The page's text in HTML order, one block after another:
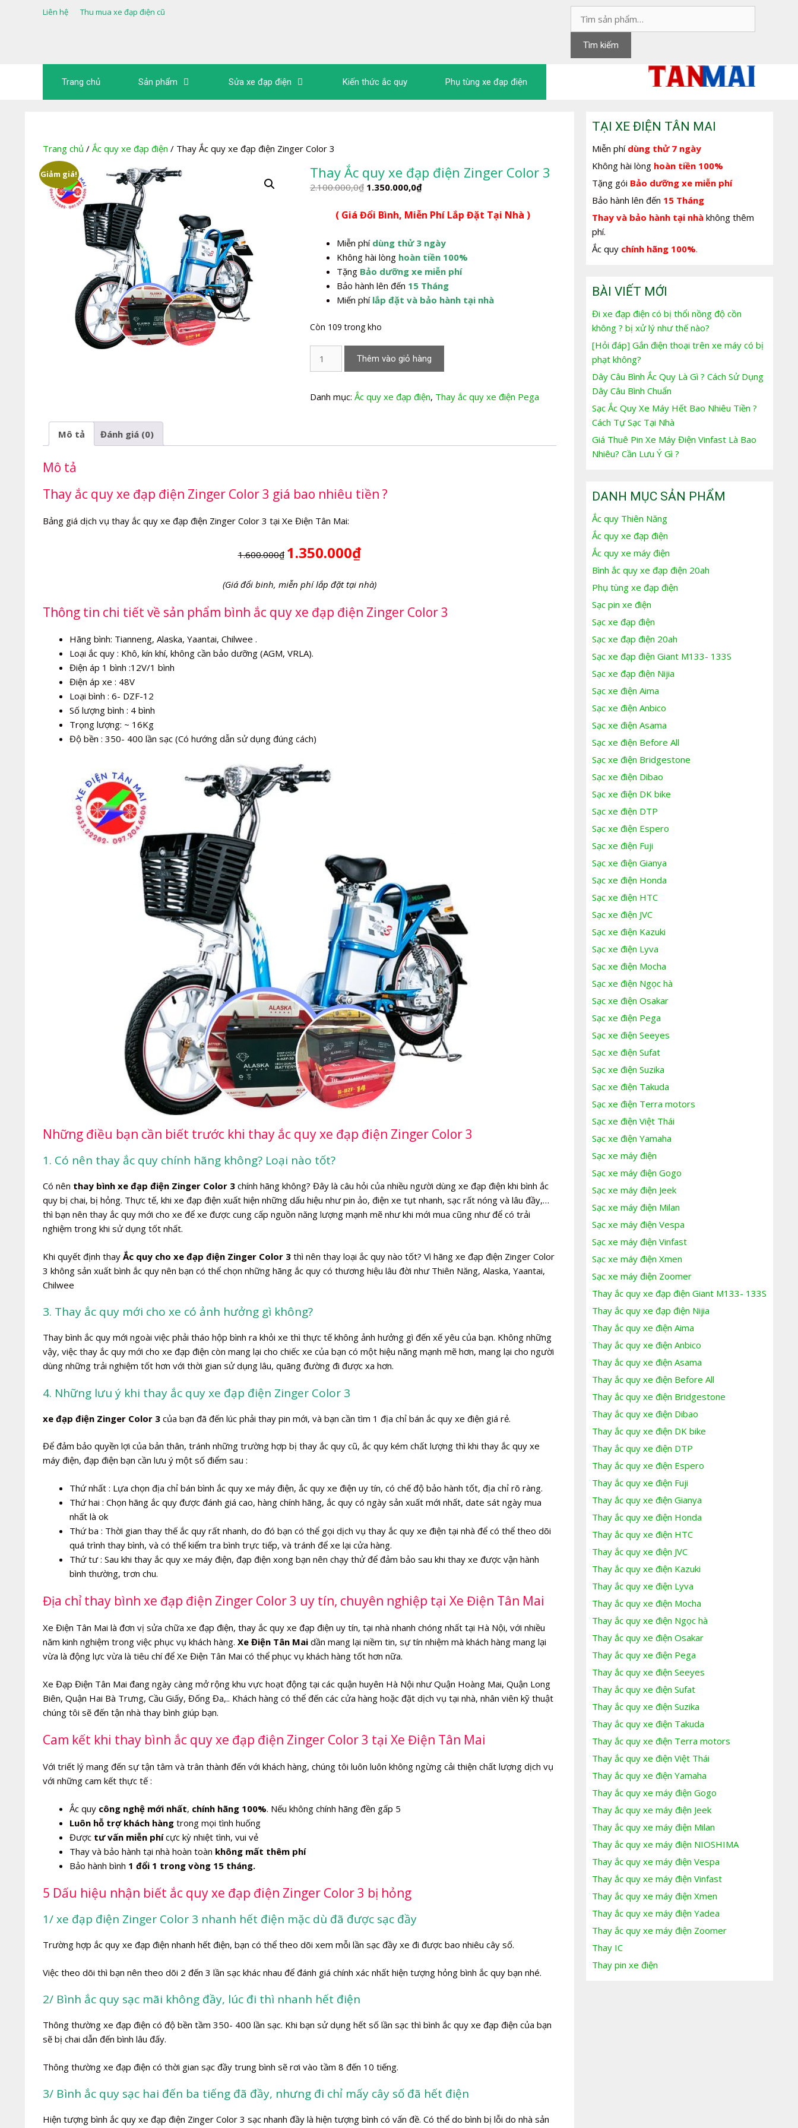
Liên hệ Thu mua xe đạp điện cũ
kiếm:
Tìm kiếm
Trang chủ Sản phẩm Sửa xe đạp điện Kiến thức ắc quy Phụ tùng xe đạp điện
Trang chủ / Ắc quy xe đạp điện / Thay Ắc quy xe đạp điện Zinger Color 3
Giảm giá! Thay Ắc quy xe đạp điện Zinger Color 3
2.100.000,0₫ Giá
là:
1.350.000,0₫Giá
tại
1.350.000,0₫.
( Giá Đổi Bình, Miễn Phí Lắp Đặt Tại Nhà )
Miễn phí dùng thử 3 ngày
Không hài lòng hoàn tiền 100%
Tặng Bảo dưỡng xe miễn phí
Bảo hành lên đến 15 Tháng
Miến phí lắp đặt và bảo hành tại nhà
Còn 109 trong kho
xe
lượng
Thêm vào giỏ hàng
Danh mục: Ắc quy xe đạp điện, Thay ắc quy xe điện Pega
Mô tả Đánh giá (0)
Mô tả
Thay ắc quy xe đạp điện Zinger Color 3 giá bao nhiêu tiền ?
Bảng giá dịch vụ thay ắc quy xe đạp điện Zinger Color 3 tại Xe Điện Tân Mai:
1.600.000₫ 1.350.000₫
(Giá đổi binh, miễn phí lắp đặt tại nhà)
Thông tin chi tiết về sản phẩm bình ắc quy xe đạp điện Zinger Color 3
Hãng bình: Tianneng, Alaska, Yaantai, Chilwee .
Loại ắc quy : Khô, kín khí, không cần bảo dưỡng (AGM, VRLA).
Điện áp 1 bình :12V/1 bình
Điện áp xe : 48V
Loại bình : 6- DZF-12
Số lượng bình : 4 bình
Trọng lượng: ~ 16Kg
Độ bền : 350- 400 lần sạc (Có hướng dẫn sử dụng đúng cách)
Những điều bạn cần biết trước khi thay ắc quy xe đạp điện Zinger Color 3
1. Có nên thay ắc quy chính hãng không? Loại nào tốt?
Có nên thay bình xe đạp điện Zinger Color 3 chính hãng không? Đây là câu hỏi của nhiều người dùng xe đạp điện khi bình ắc
quy bị chai, bị hỏng. Thực tế, khi xe đạp điện xuất hiện những dấu hiệu như pin ảo, điện xe tụt nhanh, sạc rất nóng và lâu đầy,…
thì bạn nên thay ắc quy mới cho xe để xe được cung cấp nguồn năng lượng mạnh mẽ như khi mới mua cũng như để có trải
nghiệm trong khi sử dụng tốt nhất.
Khi quyết định thay Ắc quy cho xe đạp điện Zinger Color 3 thì nên thay loại ắc quy nào tốt? Vì hãng xe đạp điện Zinger Color
3 không sản xuất bình ắc quy nên bạn có thể chọn những hãng ắc quy có thương hiệu lâu đời như Thiên Năng, Alaska, Yaantai,
Chilwee
3. Thay ắc quy mới cho xe có ảnh hưởng gì không?
Thay bình ắc quy mới ngoài việc phải tháo hộp bình ra khỏi xe thì thực tế không ảnh hưởng gì đến xế yêu của bạn. Không những
vậy, việc thay ắc quy mới cho xe đạp điện còn mang lại cho chiếc xe của bạn có một hiệu năng mạnh mẽ hơn, mang lại cho người
dùng những trải nghiệm tốt hơn với thời gian sử dụng lâu, quãng đường đi được xa hơn.
4. Những lưu ý khi thay ắc quy xe đạp điện Zinger Color 3
xe đạp điện Zinger Color 3 của bạn đã đến lúc phải thay pin mới, và bạn cần tìm 1 địa chỉ bán ắc quy xe điện giá rẻ.
Để đảm bảo quyền lợi của bản thân, tránh những trường hợp bị thay ắc quy cũ, ắc quy kém chất lượng thì khi thay ắc quy xe
máy điện, đạp điện bạn cần lưu ý một số điểm sau :
Thứ nhất : Lựa chọn địa chỉ bán bình ắc quy xe máy điện, ắc quy xe điện uy tín, có chế độ bảo hành tốt, địa chỉ rõ ràng.
Thứ hai : Chọn hãng ắc quy được đánh giá cao, hàng chính hãng, ắc quy có ngày sản xuất mới nhất, date sát ngày mua
nhất là ok
Thứ ba : Thời gian thay thế ắc quy rất nhanh, do đó bạn có thể gọi dịch vụ thay ắc quy xe điện tại nhà để có thể theo dõi
quá trình thay bình, và có thể kiểm tra bình trực tiếp, và tránh để xe lại cửa hàng.
Thứ tư : Sau khi thay ắc quy xe máy điện, đạp điện xong bạn nên chạy thử để đảm bảo sau khi thay xe được vận hành
bình thường, trơn chu.
Địa chỉ thay bình xe đạp điện Zinger Color 3 uy tín, chuyên nghiệp tại Xe Điện Tân Mai
Xe Điện Tân Mai là đơn vị sửa chữa xe đạp điện, thay ắc quy xe đạp điện uy tín, tại nhà nhanh chóng nhất tại Hà Nội, với nhiều
năm kinh nghiệm trong việc phục vụ khách hàng. Xe Điện Tân Mai dần mang lại niềm tin, sự tín nhiệm mà khách hàng mang lại
vừa là động lực vừa là tiêu chí để Xe Điện Tân Mai có thể phục vụ khách hàng tốt hơn nữa.
Xe Đạp Điện Tân Mai đang ngày càng mở rộng khu vực hoạt động tại các quận huyên Hà Nội như Quận Hoàng Mai, Quận Long
Biên, Quận Hai Bà Trưng, Cầu Giấy, Đống Đa,.. Khách hàng có thể đến các cửa hàng hoặc đặt dịch vụ tại nhà, nhân viên kỹ thuật
chúng tôi sẽ đến tận nhà thay bình giúp bạn.
Cam kết khi thay bình ắc quy xe đạp điện Zinger Color 3 tại Xe Điện Tân Mai
Với triết lý mang đến sự tận tâm và trân thành đến với khách hàng, chúng tôi luôn luôn không ngừng cải thiện chất lượng dịch vụ
với những cam kết thực tế :
Ắc quy công nghệ mới nhất, chính hãng 100%. Nếu không chính hãng đền gấp 5
Luôn hỗ trợ khách hàng trong mọi tình huống
Được tư vấn miễn phícực kỳ nhiệt tình, vui vẻ
Thay và bảo hành tại nhà hoàn toàn không mất thêm phí
Bảo hành bình 1 đổi 1 trong vòng 15 tháng.
5 Dấu hiệu nhận biết ắc quy xe đạp điện Zinger Color 3 bị hỏng
1/ xe đạp điện Zinger Color 3 nhanh hết điện mặc dù đã được sạc đầy
Trường hợp ắc quy xe đạp điện nhanh hết điện, bạn có thể theo dõi xem mỗi lần sạc đầy xe đi được bao nhiêu cây số.
Việc theo dõi thì bạn nên theo dõi 2 đến 3 lần sạc khác nhau để đánh giá chính xác nhất hiện tượng hỏng bình ắc quy bạn nhé.
2/ Bình ắc quy sạc mãi không đầy, lúc đi thì nhanh hết điện
Thông thường xe đạp điện có độ bền tầm 350- 400 lần sạc. Khi bạn sử dụng hết số lần sạc thì bình ắc quy xe đạp điện của bạn
sẽ bị chai dẫn đến bình lâu đấy.
Thông thường xe đạp điện có thời gian sạc đầy trung bình sẽ rơi vào tầm 8 đến 10 tiếng.
3/ Bình ắc quy sạc hai đến ba tiếng đã đầy, nhưng đi chỉ mấy cây số đã hết điện
Hiện tượng bình ắc quy xe đạp điện Zinger Color 3 sạc nhanh đầy là hiện tượng bình có vấn đề. Có thể do bình bị lỗi do nhà sản
TẠI XE ĐIỆN TÂN MAI
Miễn phí dùng thử 7 ngày
Không hài lòng hoàn tiền 100%
Tặng gói Bảo dưỡng xe miễn phí
Bảo hành lên đến 15 Tháng
Thay và bảo hành tại nhà không thêm
phí.
Ắc quy chính hãng 100%.
BÀI VIẾT MỚI
Đi xe đạp điện có bị thổi nồng độ cồn
không ? bị xử lý như thế nào?
[Hỏi đáp] Gắn điện thoại trên xe máy có bị
phạt không?
Dây Câu Bình Ắc Quy Là Gì ? Cách Sử Dụng
Dây Câu Bình Chuẩn
Sạc Ắc Quy Xe Máy Hết Bao Nhiêu Tiền ?
Cách Tự Sạc Tại Nhà
Giá Thuê Pin Xe Máy Điện Vinfast Là Bao
Nhiêu? Cần Lưu Ý Gì ?
DANH MỤC SẢN PHẨM
Ắc quy Thiên Năng
Ắc quy xe đạp điện
Ắc quy xe máy điện
Bình ắc quy xe đạp điện 20ah
Phụ tùng xe đạp điện
Sạc pin xe điện
Sạc xe đạp điện
Sạc xe đạp điện 20ah
Sạc xe đạp điện Giant M133- 133S
Sạc xe đạp điện Nijia
Sạc xe điện Aima
Sạc xe điện Anbico
Sạc xe điện Asama
Sạc xe điện Before All
Sạc xe điện Bridgestone
Sạc xe điện Dibao
Sạc xe điện DK bike
Sạc xe điện DTP
Sạc xe điện Espero
Sạc xe điện Fuji
Sạc xe điện Gianya
Sạc xe điện Honda
Sạc xe điện HTC
Sạc xe điện JVC
Sạc xe điện Kazuki
Sạc xe điện Lyva
Sạc xe điện Mocha
Sạc xe điện Ngọc hà
Sạc xe điện Osakar
Sạc xe điện Pega
Sạc xe điện Seeyes
Sạc xe điện Sufat
Sạc xe điện Suzika
Sạc xe điện Takuda
Sạc xe điện Terra motors
Sạc xe điện Việt Thái
Sạc xe điện Yamaha
Sạc xe máy điện
Sạc xe máy điện Gogo
Sạc xe máy điện Jeek
Sạc xe máy điện Milan
Sạc xe máy điện Vespa
Sạc xe máy điện Vinfast
Sạc xe máy điện Xmen
Sạc xe máy điện Zoomer
Thay ắc quy xe đạp điện Giant M133- 133S
Thay ắc quy xe đạp điện Nijia
Thay ắc quy xe điện Aima
Thay ắc quy xe điện Anbico
Thay ắc quy xe điện Asama
Thay ắc quy xe điện Before All
Thay ắc quy xe điện Bridgestone
Thay ắc quy xe điện Dibao
Thay ắc quy xe điện DK bike
Thay ắc quy xe điện DTP
Thay ắc quy xe điện Espero
Thay ắc quy xe điện Fuji
Thay ắc quy xe điện Gianya
Thay ắc quy xe điện Honda
Thay ắc quy xe điện HTC
Thay ắc quy xe điện JVC
Thay ắc quy xe điện Kazuki
Thay ắc quy xe điện Lyva
Thay ắc quy xe điện Mocha
Thay ắc quy xe điện Ngọc hà
Thay ắc quy xe điện Osakar
Thay ắc quy xe điện Pega
Thay ắc quy xe điện Seeyes
Thay ắc quy xe điện Sufat
Thay ắc quy xe điện Suzika
Thay ắc quy xe điện Takuda
Thay ắc quy xe điện Terra motors
Thay ắc quy xe điện Việt Thái
Thay ắc quy xe điện Yamaha
Thay ắc quy xe máy điện Gogo
Thay ắc quy xe máy điện Jeek
Thay ắc quy xe máy điện Milan
Thay ắc quy xe máy điện NIOSHIMA
Thay ắc quy xe máy điện Vespa
Thay ắc quy xe máy điện Vinfast
Thay ắc quy xe máy điện Xmen
Thay ắc quy xe máy điện Yadea
Thay ắc quy xe máy điện Zoomer
Thay IC
Thay pin xe điện